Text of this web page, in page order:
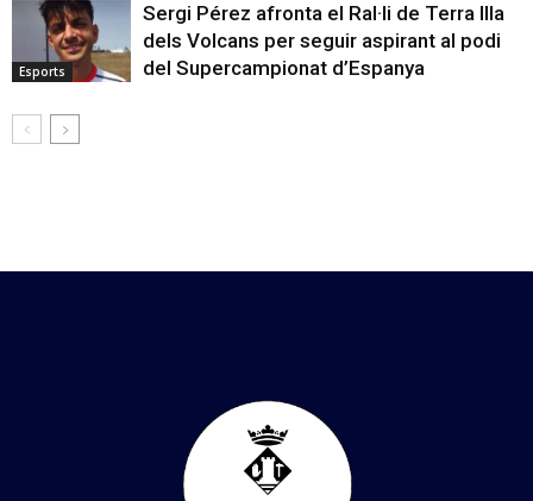
Esports
Sergi Pérez afronta el Ral·li de Terra Illa
dels Volcans per seguir aspirant al podi
del Supercampionat d’Espanya